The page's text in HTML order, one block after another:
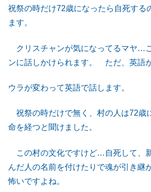
祝祭の時だけ72歳になったら自死する
ます。
クリスチャンが気になってるマヤ…
ンに話しかけられます。 ただ、英語
ウラが変わって英語で話します。
祝祭の時だけで無く、村の人は72歳
命を経つと聞けました。
この村の文化ですけど…自死して、
んだ人の名前を付けたりで魂が引き継
怖いですよね。